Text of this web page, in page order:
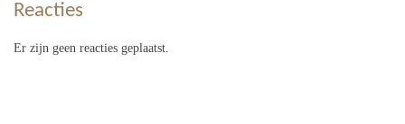
Reacties
Er zijn geen reacties geplaatst.